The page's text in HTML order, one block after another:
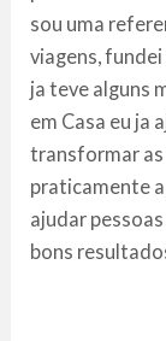
sou uma
viagens, fundei
ja teve alguns
em Casa eu ja
transformar as
praticamente
ajudar
bons